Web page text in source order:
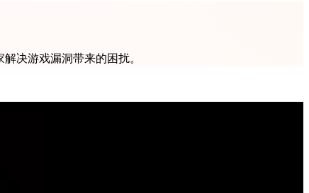
决游戏漏洞带来的困扰。